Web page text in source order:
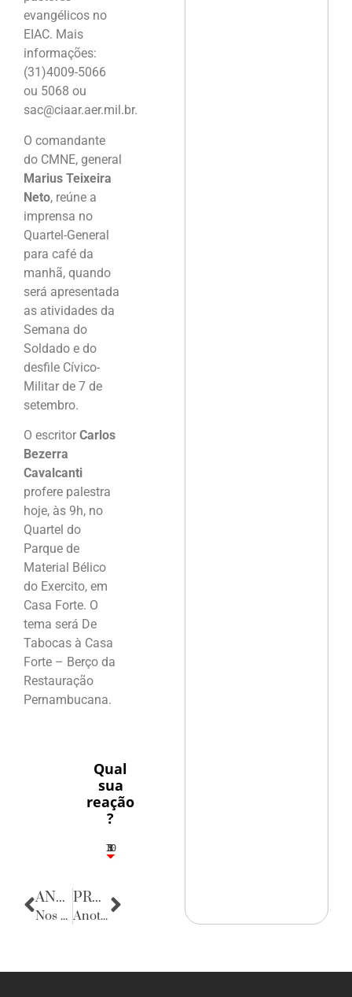
evangélicos no
EIAC. Mais
informações:
(31)4009-5066
ou 5068 ou
sac@ciaar.aer.mil.br.
O comandante
do CMNE, general
Marius Teixeira
Neto, reúne a
imprensa no
Quartel-General
para café da
manhã, quando
será apresentada
as atividades da
Semana do
Soldado e do
desfile Cívico-
Militar de 7 de
setembro.
O escritor Carlos
Bezerra
Cavalcanti
profere palestra
hoje, às 9h, no
Quartel do
Parque de
Material Bélico
do Exercito, em
Casa Forte. O
tema será De
Tabocas à Casa
Forte – Berço da
Restauração
Pernambucana.
Qual
sua
reação
?
5
1
1
3
10
ANTERIOR
Nos bastidores da politica
PRÓXIMA
Anotações do Cotidiano